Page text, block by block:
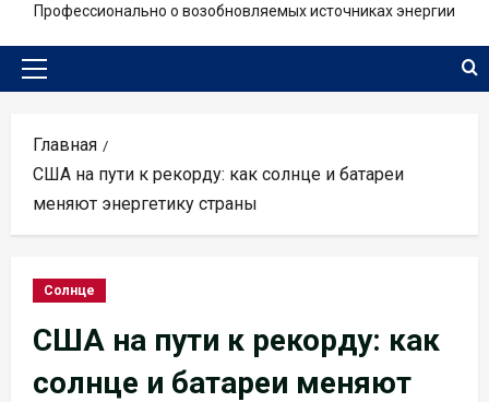
Профессионально о возобновляемых источниках энергии
Основное
Главная
США на пути к рекорду: как солнце и батареи
меняют энергетику страны
Солнце
США на пути к рекорду: как
солнце и батареи меняют